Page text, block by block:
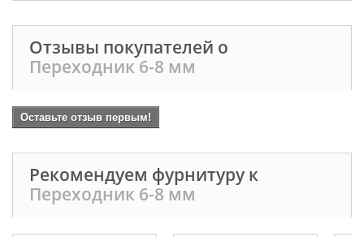
Отзывы покупателей о
Переходник 6-8 мм
Оставьте отзыв первым!
Рекомендуем фурнитуру к
Переходник 6-8 мм